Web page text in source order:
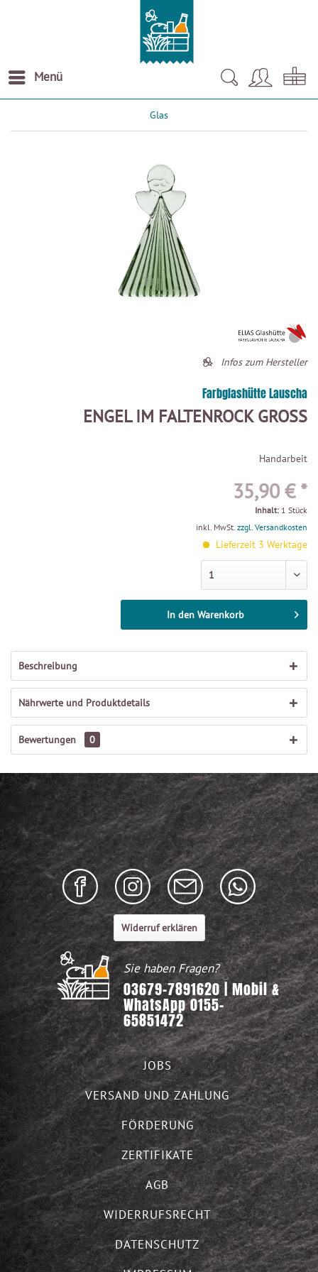
Menü
Glas
Infos zum Hersteller
Farbglashütte Lauscha
ENGEL IM FALTENROCK GROSS
Handarbeit
35,90 € *
Inhalt: 1 Stück
inkl. MwSt. zzgl. Versandkosten
Lieferzeit 3 Werktage
In den Warenkorb
Beschreibung
Nährwerte und Produktdetails
Bewertungen 0
Widerruf erklären
Sie haben Fragen?
03679-7891620 | Mobil &
WhatsApp 0155-
65851472
JOBS
VERSAND UND ZAHLUNG
FÖRDERUNG
ZERTIFIKATE
AGB
WIDERRUFSRECHT
DATENSCHUTZ